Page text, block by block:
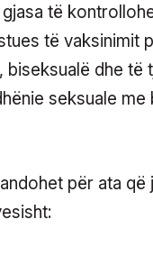
të
të vaksinimit
biseksualë dhe të
seksuale me
për ata që